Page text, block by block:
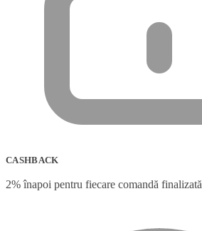
CASHBACK
2% înapoi pentru fiecare comandă finalizată